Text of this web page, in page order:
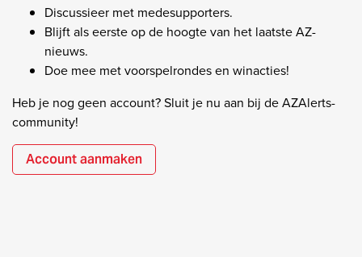
Discussieer met medesupporters.
Blijft als eerste op de hoogte van het laatste AZ-
nieuws.
Doe mee met voorspelrondes en winacties!
Heb je nog geen account? Sluit je nu aan bij de AZAlerts-
community!
Account aanmaken